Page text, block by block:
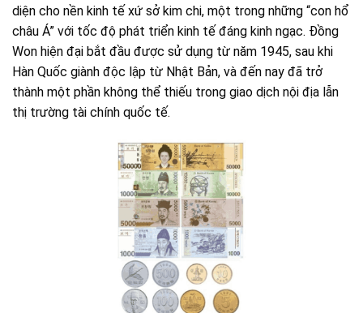
diện cho nền kinh tế xứ sở kim chi, một trong những “con hổ
châu Á” với tốc độ phát triển kinh tế đáng kinh ngạc. Đồng
Won hiện đại bắt đầu được sử dụng từ năm 1945, sau khi
Hàn Quốc giành độc lập từ Nhật Bản, và đến nay đã trở
thành một phần không thể thiếu trong giao dịch nội địa lẫn
thị trường tài chính quốc tế.